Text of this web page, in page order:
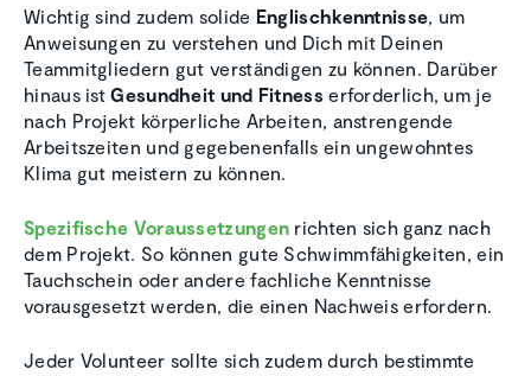
Wichtig sind zudem solide Englischkenntnisse, um
Anweisungen zu verstehen und Dich mit Deinen
Teammitgliedern gut verständigen zu können. Darüber
hinaus istGesundheit und Fitness erforderlich, um je
nach Projekt körperliche Arbeiten, anstrengende
Arbeitszeiten und gegebenenfalls ein ungewohntes
Klima gut meistern zu können.
Spezifische Voraussetzungen richten sich ganz nach
dem Projekt. So können gute Schwimmfähigkeiten, ein
Tauchschein oder andere fachliche Kenntnisse
vorausgesetzt werden, die einen Nachweis erfordern.
Jeder Volunteer sollte sich zudem durch bestimmte